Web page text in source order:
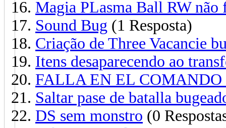
Magia PLasma Ball RW não
Sound Bug (1 Resposta)
Criação de Three Vacancie
Itens desaparecendo ao
FALLA EN EL COMANDO
Saltar pase de batalla
DS sem monstro (0